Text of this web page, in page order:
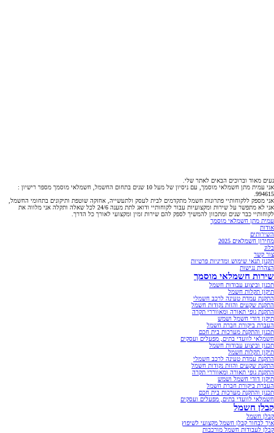
נעים מאוד וברוכים הבאים לאתר שלי.
אני עמית מתן חשמלאי מוסמך, עם ניסיון של מעל 10 שנים בתחום החשמל, חשמלאי מוסמך מספר רישיון :
994615.
אני מספק ללקוחותיי פתרונות חשמל מתקדמים לבית לעסק ולתעשייה, אחזקה שוטפת ותיקונים בתחומי החשמל,
אני לא מתפשר על שירות ומקצועיות עבור לקוחותיי ודואג לתת מענה 24/6 לכל שאלה ותקלה אני מלווה את
לקוחותיי כבר שנים ומתכוון להמשיך לספק להם שירות זמין ומקצועי לאורך כל הדרך.
עמית מתן חשמלאי מוסמך
אודות
השירותים
מחירון חשמלאים 2025
בלוג
צור קשר
תקנון תנאי שימוש ומדיניות פרטיות
הצהרת נגישות
שירות חשמלאי מוסמך
תכנון וביצוע עבודות חשמל
תיקון תקלות חשמל
התקנת עמדת טעינה לרכב חשמלי
התקנת שקעים והזזת נקודות חשמל
התקנת גופי תאורה ומאווררי תקרה
תיקון דודי חשמל ושמש
העברת ביקורת חברת חשמל
תכנון והתקנת מערכות בית חכם
חשמלאי לוועדי בתים, מפעלים ועסקים
תכנון וביצוע עבודות חשמל
תיקון תקלות חשמל
התקנת עמדת טעינה לרכב חשמלי
התקנת שקעים והזזת נקודות חשמל
התקנת גופי תאורה ומאווררי תקרה
תיקון דודי חשמל ושמש
העברת ביקורת חברת חשמל
תכנון והתקנת מערכות בית חכם
חשמלאי לוועדי בתים, מפעלים ועסקים
קבלן חשמל
קבלן חשמל
איך לבחור קבלן חשמל מקצועי לשיפוץ
קבלן לעבודות חשמל מורכבות